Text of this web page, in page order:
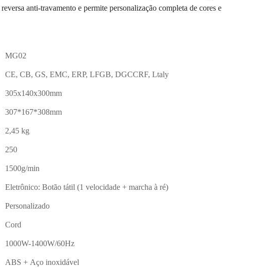
anti-travamento e permite personalização completa de cores e
MG02
CE, CB, GS, EMC, ERP, LFGB, DGCCRF, Ltaly
305x140x300mm
307*167*308mm
2,45 kg
250
1500g/min
Eletrônico: Botão tátil (1 velocidade + marcha à ré)
Personalizado
Cord
1000W-1400W/60Hz
ABS + Aço inoxidável